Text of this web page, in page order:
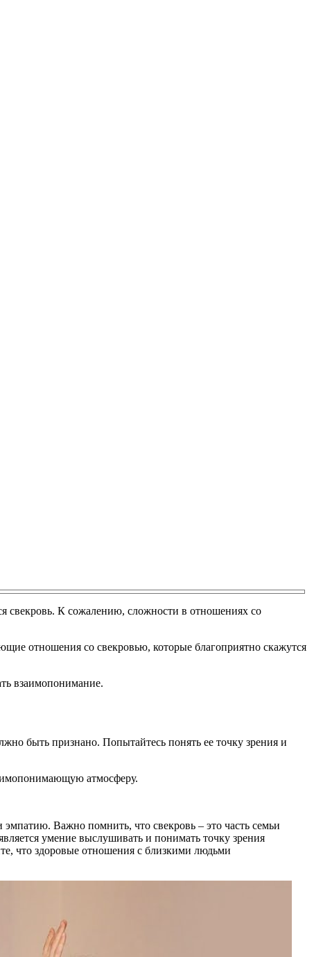
свекровь. К сожалению, сложности в отношениях со
отношения со свекровью, которые благоприятно скажутся
взаимопонимание.
быть признано. Попытайтесь понять ее точку зрения и
атмосферу.
Важно помнить, что свекровь – это часть семьи
умение выслушивать и понимать точку зрения
что здоровые отношения с близкими людьми